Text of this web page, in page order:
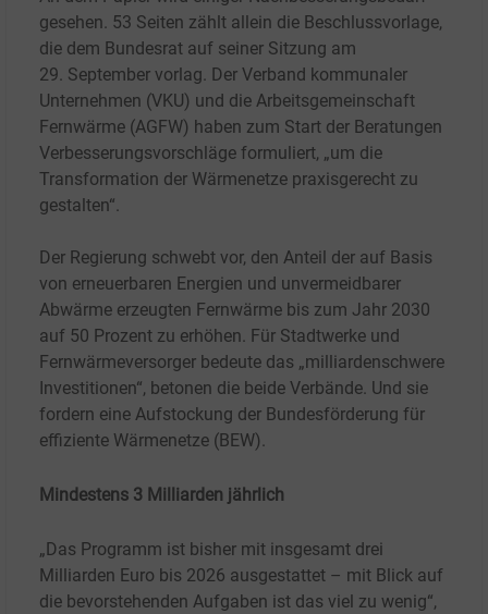
gesehen. 53 Seiten zählt allein die Beschlussvorlage,
die dem Bundesrat auf seiner Sitzung am
29. September vorlag. Der Verband kommunaler
Unternehmen (VKU) und die Arbeitsgemeinschaft
Fernwärme (AGFW) haben zum Start der Beratungen
Verbesserungsvorschläge formuliert, „um die
Transformation der Wärmenetze praxisgerecht zu
gestalten“.
Der Regierung schwebt vor, den Anteil der auf Basis
von erneuerbaren Energien und unvermeidbarer
Abwärme erzeugten Fernwärme bis zum Jahr 2030
auf 50 Prozent zu erhöhen. Für Stadtwerke und
Fernwärmeversorger bedeute das „milliardenschwere
Investitionen“, betonen die beide Verbände. Und sie
fordern eine Aufstockung der Bundesförderung für
effiziente Wärmenetze (BEW).
Mindestens 3 Milliarden jährlich
„Das Programm ist bisher mit insgesamt drei
Milliarden Euro bis 2026 ausgestattet – mit Blick auf
die bevorstehenden Aufgaben ist das viel zu wenig“,